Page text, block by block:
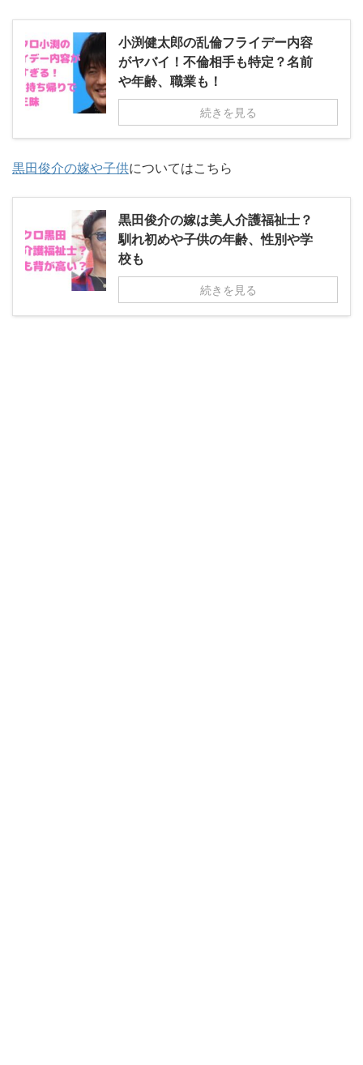
小渕健太郎の乱倫フライデー内容
がヤバイ！不倫相手も特定？名前
や年齢、職業も！
続きを見る
黒田俊介の嫁や子供についてはこちら
黒田俊介の嫁は美人介護福祉士？
馴れ初めや子供の年齢、性別や学
校も
続きを見る